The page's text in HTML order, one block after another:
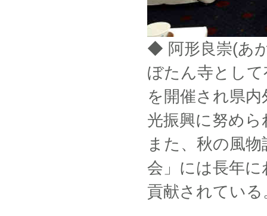
◆ 阿形良崇(あ
ぼたん寺とし
を開催され県
光振興に努め
また、秋の風
会」には長年
貢献されている